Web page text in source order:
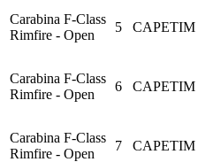
Carabina F-Class
Rimfire - Open
5 CAPETIM
Carabina F-Class
Rimfire - Open
6 CAPETIM
Carabina F-Class
Rimfire - Open
7 CAPETIM